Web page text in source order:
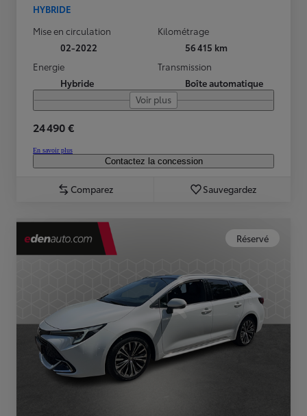
HYBRIDE
Mise en circulation
02-2022
Kilométrage
56 415 km
Energie
Hybride
Transmission
Boîte automatique
Voir plus
24 490 €
En savoir plus
Contactez la concession
Comparez Sauvegardez
Réservé